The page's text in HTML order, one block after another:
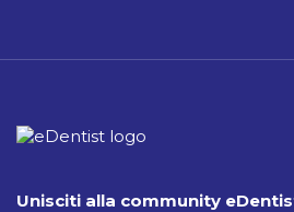
Unisciti alla community